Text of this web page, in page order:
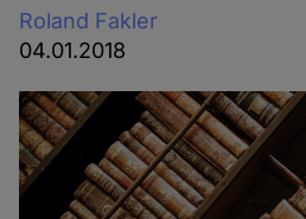
Roland Fakler
04.01.2018